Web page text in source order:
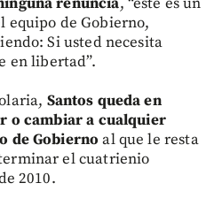
equipo de Gobierno,
Si usted necesita
en libertad”.
Santos queda en
o cambiar a cualquier
de Gobierno al que le resta
el cuatrienio
2010.